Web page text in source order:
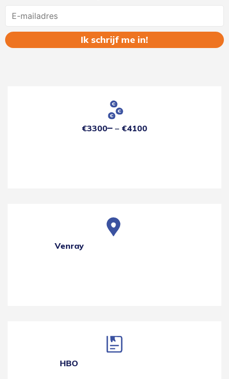
€3300 €4100
Venray
HBO